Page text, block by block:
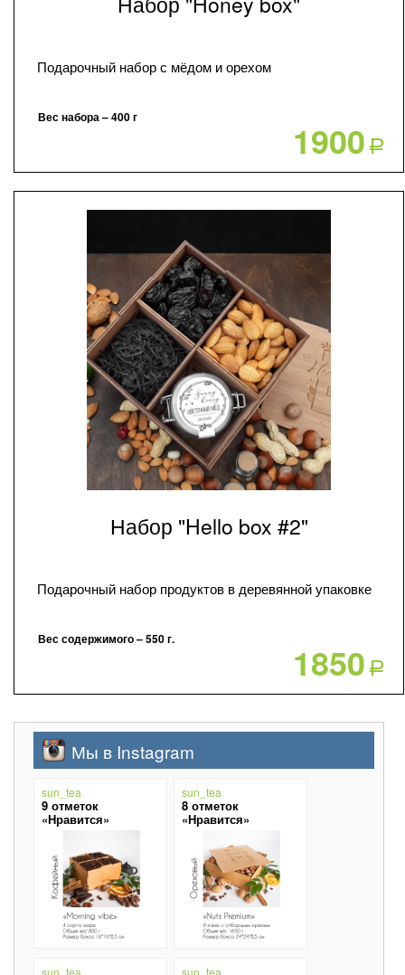
Подарочный набор с мёдом и орехом
Вес набора – 400 г 1900Р
Набор "Hello box #2"
Подарочный набор продуктов в деревянной упаковке
Вес содержимого – 550 г. 1850Р
Мы в Instagram
sun_tea
9 отметок
«Нравится»
sun_tea
8 отметок
«Нравится»
sun_tea sun_tea